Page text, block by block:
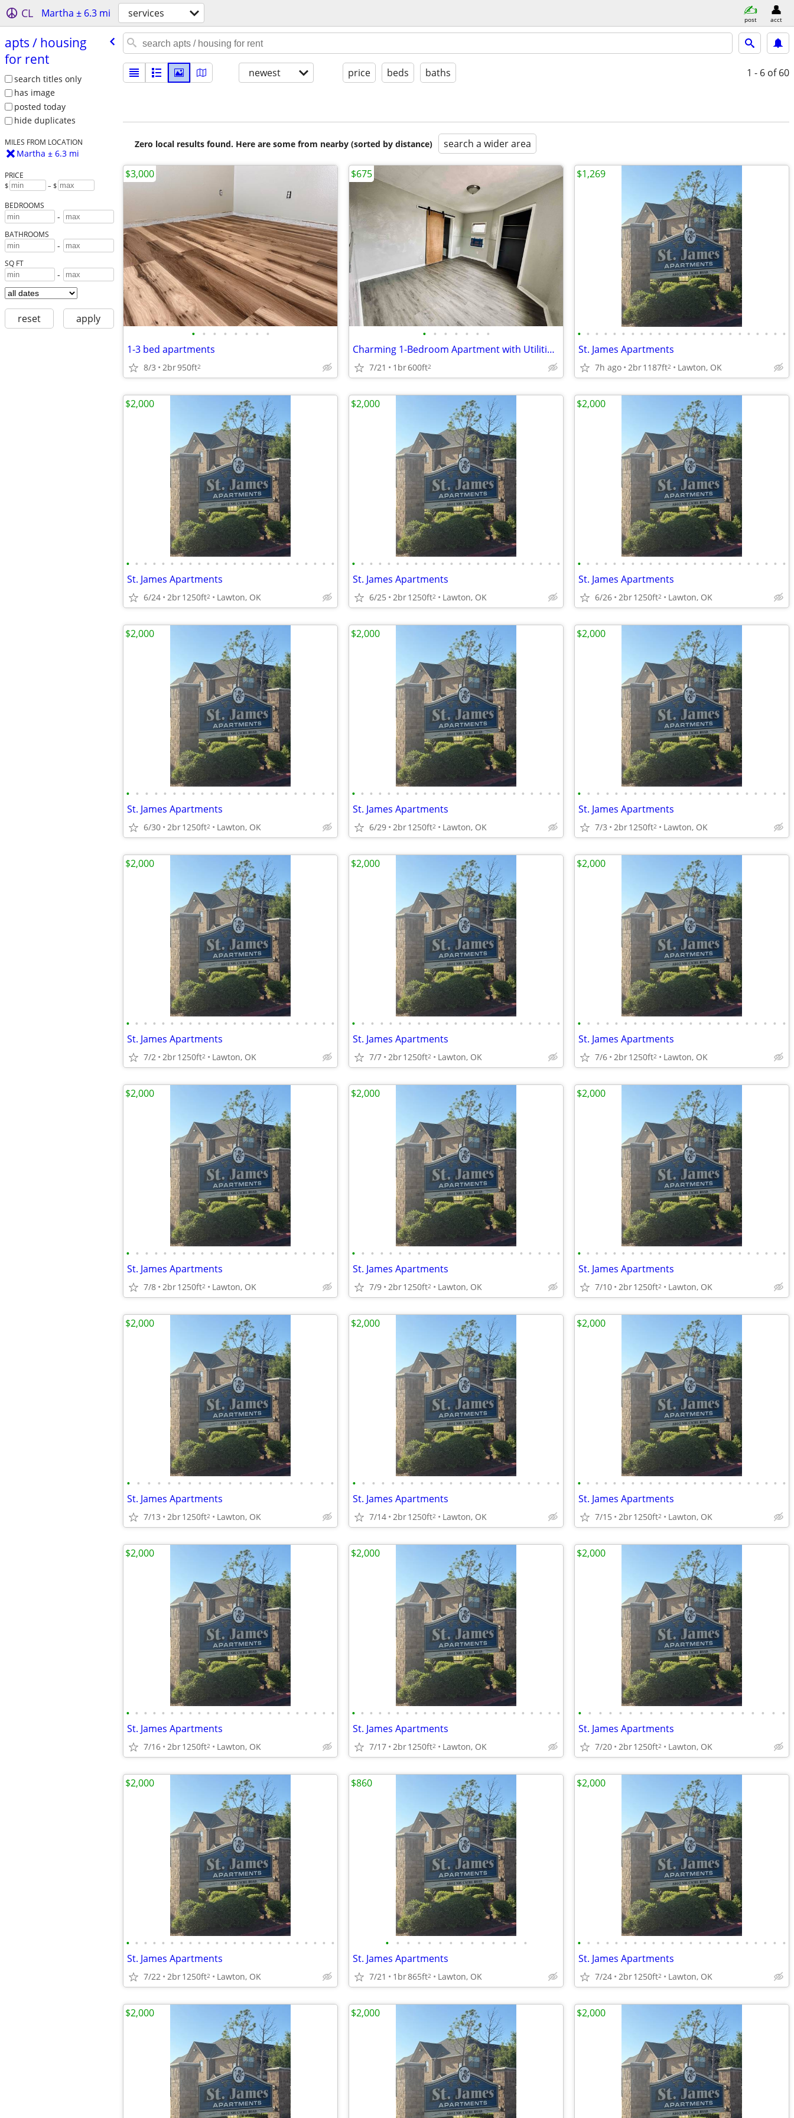
CL Martha ± 6.3 mi services post acct
apts /​ housing
for rent
search titles only
has image
posted today
hide duplicates
MILES FROM LOCATION
Martha ± 6.3 mi
PRICE
$ – $
BEDROOMS
-
BATHROOMS
-
SQ FT
-
reset apply
newest price beds baths 1 - 6 of 60
Zero local results found. Here are some from nearby (sorted by distance) search a wider area
• • • • • • • •
1-3 bed apartments
8/3 2br950ft2
$3,000
• • • • • • •
Charming 1-Bedroom Apartment with Utilities Included
7/21 1br600ft2
$675
• • • • • • • • • • • • • • • • • • • • • • • •
St. James Apartments
7h ago 2br1187ft2 Lawton, OK
$1,269
• • • • • • • • • • • • • • • • • • • • • • • •
St. James Apartments
6/24 2br1250ft2 Lawton, OK
$2,000
• • • • • • • • • • • • • • • • • • • • • • • •
St. James Apartments
6/25 2br1250ft2 Lawton, OK
$2,000
• • • • • • • • • • • • • • • • • • • • • • • •
St. James Apartments
6/26 2br1250ft2 Lawton, OK
$2,000
• • • • • • • • • • • • • • • • • • • • • • •
St. James Apartments
6/30 2br1250ft2 Lawton, OK
$2,000
• • • • • • • • • • • • • • • • • • • • • • • •
St. James Apartments
6/29 2br1250ft2 Lawton, OK
$2,000
• • • • • • • • • • • • • • • • • • • • • • •
St. James Apartments
7/3 2br1250ft2 Lawton, OK
$2,000
• • • • • • • • • • • • • • • • • • • • • • • •
St. James Apartments
7/2 2br1250ft2 Lawton, OK
$2,000
• • • • • • • • • • • • • • • • • • • • • • •
St. James Apartments
7/7 2br1250ft2 Lawton, OK
$2,000
• • • • • • • • • • • • • • • • • • • • • • •
St. James Apartments
7/6 2br1250ft2 Lawton, OK
$2,000
• • • • • • • • • • • • • • • • • • • • • • •
St. James Apartments
7/8 2br1250ft2 Lawton, OK
$2,000
• • • • • • • • • • • • • • • • • • • • • • •
St. James Apartments
7/9 2br1250ft2 Lawton, OK
$2,000
• • • • • • • • • • • • • • • • • • • • • • • •
St. James Apartments
7/10 2br1250ft2 Lawton, OK
$2,000
• • • • • • • • • • • • • • • • • • • • •
St. James Apartments
7/13 2br1250ft2 Lawton, OK
$2,000
• • • • • • • • • • • • • • • • • • • • • •
St. James Apartments
7/14 2br1250ft2 Lawton, OK
$2,000
• • • • • • • • • • • • • • • • • • • • • • • •
St. James Apartments
7/15 2br1250ft2 Lawton, OK
$2,000
• • • • • • • • • • • • • • • • • • • • • • • •
St. James Apartments
7/16 2br1250ft2 Lawton, OK
$2,000
• • • • • • • • • • • • • • • • • • • • • • • •
St. James Apartments
7/17 2br1250ft2 Lawton, OK
$2,000
• • • • • • • • • • • • • • • • • • • • •
St. James Apartments
7/20 2br1250ft2 Lawton, OK
$2,000
• • • • • • • • • • • • • • • • • • • • • • • •
St. James Apartments
7/22 2br1250ft2 Lawton, OK
$2,000
• • • • • • • • • • • • • •
St. James Apartments
7/21 1br865ft2 Lawton, OK
$860
• • • • • • • • • • • • • • • • • • • • • • •
St. James Apartments
7/24 2br1250ft2 Lawton, OK
$2,000
$2,000 $2,000 $2,000